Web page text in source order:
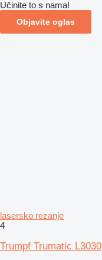
Učinite to s nama!
Objavite oglas
lasersko rezanje
4
Trumpf Trumatic L3030